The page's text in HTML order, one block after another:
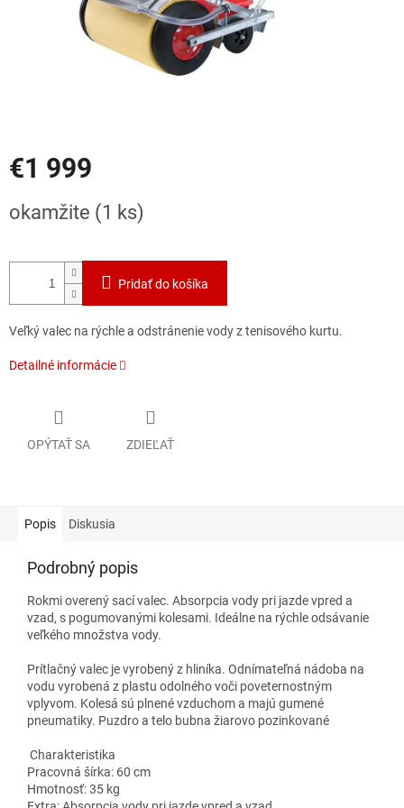
€1 999
cena:
okamžite (1 ks)
Pridať do košíka
Veľký valec na rýchle a odstránenie vody z tenisového kurtu.
Detailné informácie
OPÝTAŤ SA ZDIEĽAŤ
Popis Diskusia
Podrobný popis
Rokmi overený sací valec. Absorpcia vody pri jazde vpred a
vzad, s pogumovanými kolesami. Ideálne na rýchle odsávanie
veľkého množstva vody.
Prítlačný valec je vyrobený z hliníka. Odnímateľná nádoba na
vodu vyrobená z plastu odolného voči poveternostným
vplyvom. Kolesá sú plnené vzduchom a majú gumené
pneumatiky. Puzdro a telo bubna žiarovo pozinkované
Charakteristika
Pracovná šírka: 60 cm
Hmotnosť: 35 kg